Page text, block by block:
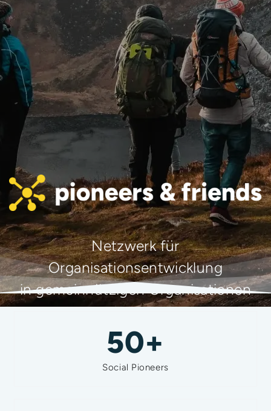
Netzwerk für
Organisationsentwicklung
in gemeinnützigen Organisationen
50+
Social Pioneers